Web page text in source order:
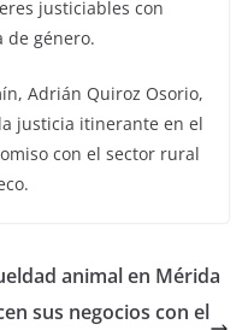
justiciables con
de género.
Adrián Quiroz Osorio,
justicia itinerante en el
con el sector rural
animal en Mérida
sus negocios con el